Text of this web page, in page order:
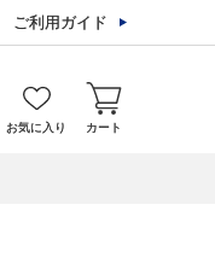
ご利用ガイド
お気に入り カート